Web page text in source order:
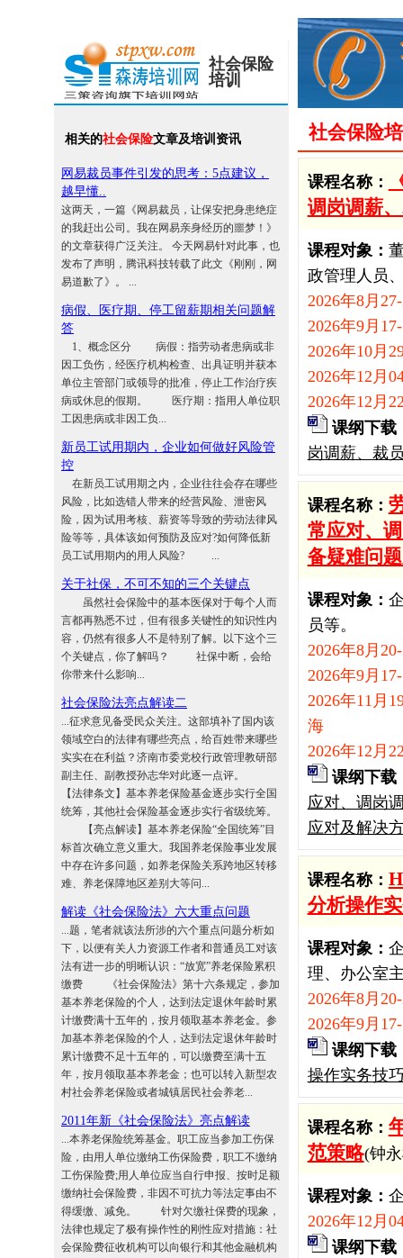
社会保险
培训
相关的社会保险文章及培训资讯
网易裁员事件引发的思考：5点建议，
越早懂..
这两天，一篇《网易裁员，让保安把身患绝症
的我赶出公司。我在网易亲身经历的噩梦！》
的文章获得广泛关注。 今天网易针对此事，也
发布了声明，腾讯科技转载了此文《刚刚，网
易道歉了》。 ...
病假、医疗期、停工留薪期相关问题解
答
1、概念区分 病假：指劳动者患病或非
因工负伤，经医疗机构检查、出具证明并获本
单位主管部门或领导的批准，停止工作治疗疾
病或休息的假期。 医疗期：指用人单位职
工因患病或非因工负...
新员工试用期内，企业如何做好风险管
控
在新员工试用期之内，企业往往会存在哪些
风险，比如选错人带来的经营风险、泄密风
险，因为试用考核、薪资等导致的劳动法律风
险等等，具体该如何预防及应对?如何降低新
员工试用期内的用人风险? ...
关于社保，不可不知的三个关键点
虽然社会保险中的基本医保对于每个人而
言都再熟悉不过，但有很多关键性的知识性内
容，仍然有很多人不是特别了解。以下这个三
个关键点，你了解吗？ 社保中断，会给
你带来什么影响...
社会保险法亮点解读二
...征求意见备受民众关注。这部填补了国内该
领域空白的法律有哪些亮点，给百姓带来哪些
实实在在利益？济南市委党校行政管理教研部
副主任、副教授孙志华对此逐一点评。
【法律条文】基本养老保险基金逐步实行全国
统筹，其他社会保险基金逐步实行省级统筹。
【亮点解读】基本养老保险“全国统筹”目
标首次确立意义重大。我国养老保险事业发展
中存在许多问题，如养老保险关系跨地区转移
难、养老保障地区差别大等问...
解读《社会保险法》六大重点问题
...题，笔者就该法所涉的六个重点问题分析如
下，以便有关人力资源工作者和普通员工对该
法有进一步的明晰认识：“放宽”养老保险累积
缴费 《社会保险法》第十六条规定，参加
基本养老保险的个人，达到法定退休年龄时累
计缴费满十五年的，按月领取基本养老金。参
加基本养老保险的个人，达到法定退休年龄时
累计缴费不足十五年的，可以缴费至满十五
年，按月领取基本养老金；也可以转入新型农
村社会养老保险或者城镇居民社会养老...
2011年新《社会保险法》亮点解读
...本养老保险统筹基金。职工应当参加工伤保
险，由用人单位缴纳工伤保险费，职工不缴纳
工伤保险费;用人单位应当自行申报、按时足额
缴纳社会保险费，非因不可抗力等法定事由不
得缓缴、减免。 针对欠缴社保费的现象，
法律也规定了极有操作性的刚性应对措施：社
会保险费征收机构可以向银行和其他金融机构
社会保险
课程名称：
调岗调薪
课程对象：
政管理人员
2026年8月
2026年9月
2026年10月
2026年12月
2026年12月
课纲下载
岗调薪、裁
课程名称：
常应对、
备疑难问
课程对象：
员等。
2026年8月
2026年9月
2026年11月
海
2026年12月
课纲下载
应对、调岗
应对及解决
课程名称：
分析操作
课程对象：
理、办公室
2026年8月
2026年9月
课纲下载
操作实务技
课程名称：
范策略(钟
课程对象：
2026年12月
课纲下载